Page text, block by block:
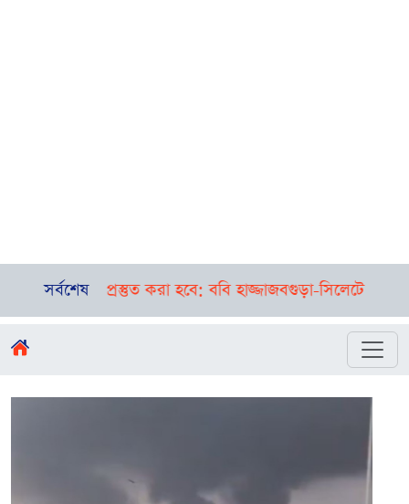
সর্বশেষ
করা হবে: ববি হাজ্জাজবগুড়া-সিলেটে পৃথক দুর্ঘটনা, এক